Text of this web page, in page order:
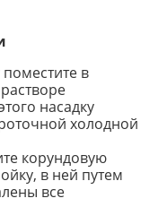
в
насадку
холодной
корундовую
в ней путем
все